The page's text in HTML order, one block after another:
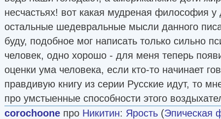
несчастьях! вот какая мудреная философия
остальные шедевральные мысли данного
буду, подобное мог написать только сильно
человек, одно хорошо - для меня теперь
оценки ума человека, если кто-то начинает
правдивую книгу из серии Русские идут, то
про умстыенные способности этого
corochoone про Никитин: Ярость (Эпическая